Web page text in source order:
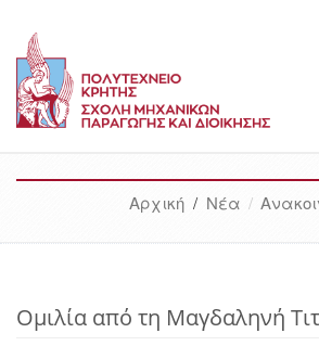
Αρχική / Νέα
Ομιλία από τη Μαγδαληνή